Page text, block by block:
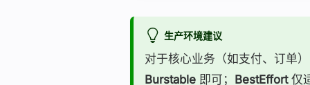
生产环境建议
对于核心业务（如支付、订单
Burstable 即可； BestEffort仅